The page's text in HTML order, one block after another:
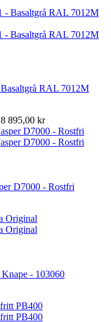
RAL 7012M
8 895,00 kr
D7000 - Rostfri
- 103060